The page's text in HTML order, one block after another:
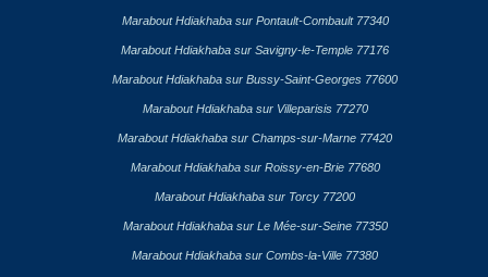
Marabout Hdiakhaba sur Pontault-Combault 77340
Marabout Hdiakhaba sur Savigny-le-Temple 77176
Marabout Hdiakhaba sur Bussy-Saint-Georges 77600
Marabout Hdiakhaba sur Villeparisis 77270
Marabout Hdiakhaba sur Champs-sur-Marne 77420
Marabout Hdiakhaba sur Roissy-en-Brie 77680
Marabout Hdiakhaba sur Torcy 77200
Marabout Hdiakhaba sur Le Mée-sur-Seine 77350
Marabout Hdiakhaba sur Combs-la-Ville 77380